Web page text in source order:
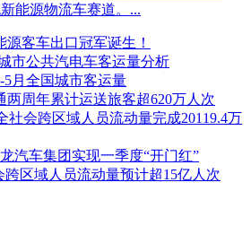
能源物流车赛道。...
源客车出口冠军诞生！
市公共汽电车客运量分析
月全国城市客运量
两周年累计运送旅客超620万人次
社会跨区域人员流动量完成20119.4万
汽车集团实现一季度“开门红”
跨区域人员流动量预计超15亿人次